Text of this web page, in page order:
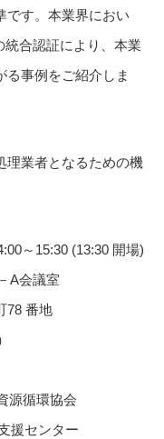
です。本業界におい
合認証により、本業
る事例をご紹介しま
理業者となるための機
～15:30 (13:30 開場)
A会議室
78 番地
循環協会
援センター